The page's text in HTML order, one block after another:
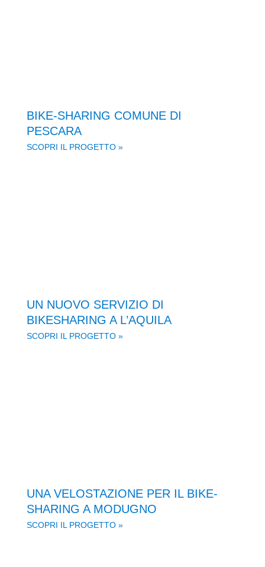
BIKE-SHARING COMUNE DI
PESCARA
SCOPRI IL PROGETTO »
UN NUOVO SERVIZIO DI
BIKESHARING A L’AQUILA
SCOPRI IL PROGETTO »
UNA VELOSTAZIONE PER IL BIKE-
SHARING A MODUGNO
SCOPRI IL PROGETTO »